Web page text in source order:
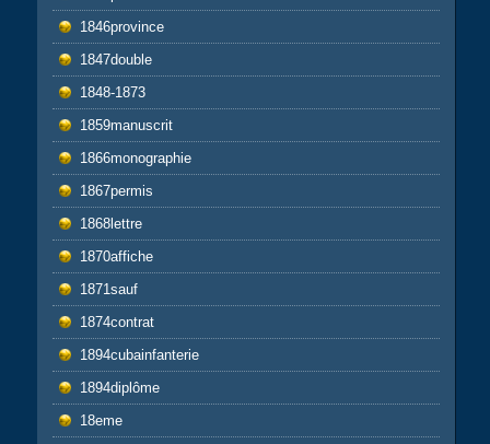
1846province
1847double
1848-1873
1859manuscrit
1866monographie
1867permis
1868lettre
1870affiche
1871sauf
1874contrat
1894cubainfanterie
1894diplôme
18eme